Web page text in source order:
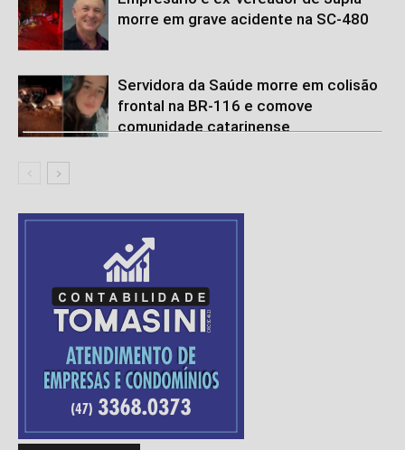
morre em grave acidente na SC-480
Servidora da Saúde morre em colisão
frontal na BR-116 e comove
comunidade catarinense